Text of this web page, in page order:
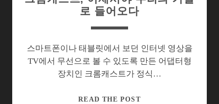
드
TV
로 들어오다
스마트폰이나 태블릿에서 보던 인터넷 영상을
TV에서 무선으로 볼 수 있도록 만든 어댑터형
장치인 크롬캐스트가 정식…
READ THE POST크